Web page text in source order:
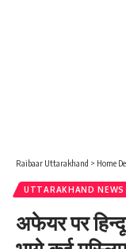
Raibaar Uttarakhand > Home
UTTARAKHAND NEWS
अफेयर पर